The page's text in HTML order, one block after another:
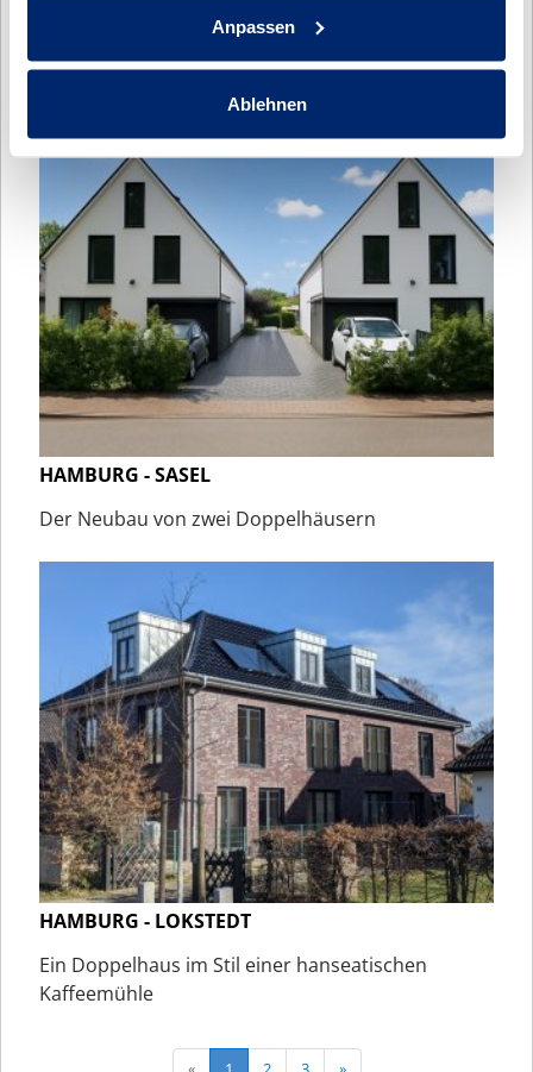
Anpassen
Ablehnen
HAMBURG - DUVENSTEDT
Der Neubau eines modernen Doppelhauses
HAMBURG - SASEL
Der Neubau von zwei Doppelhäusern
HAMBURG - LOKSTEDT
Ein Doppelhaus im Stil einer hanseatischen
Kaffeemühle